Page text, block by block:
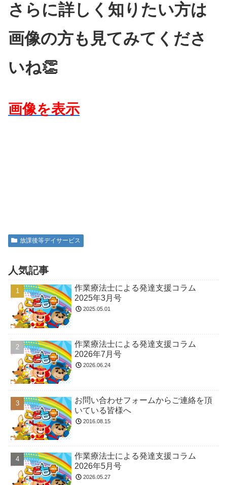
さらに詳しく知りたい方は
画像の方も見てみてくださ
いね👏
画像を表示
放課後等デイサービス
人気記事
作業療法士による発達支援コラム
2025年3月号
2025.05.01
作業療法士による発達支援コラム
2026年7月号
2026.06.24
お問い合わせフォームからご連絡を頂
いている皆様へ
2016.08.15
作業療法士による発達支援コラム
2026年5月号
2026.05.27